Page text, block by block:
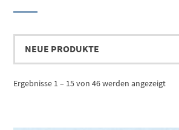
Ergebnisse 1 – 15 von 46 werden angezeigtNach